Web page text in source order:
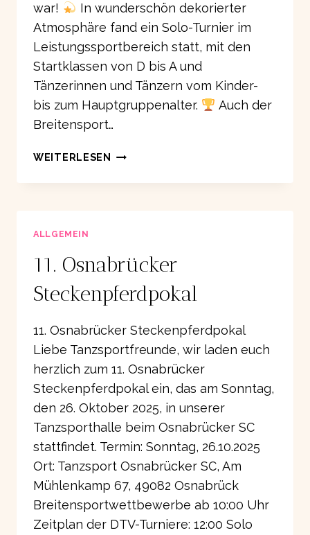
war!
In wunderschön dekorierter
Atmosphäre fand ein Solo-Turnier im
Leistungssportbereich statt, mit den
Startklassen von D bis A und
Tänzerinnen und Tänzern vom Kinder-
bis zum Hauptgruppenalter.
Auch der
Breitensport…
WEITERLESEN ERGEBNISSE
STECKENPFERD
KINDER
JUNIOREN
OSNABRÜCK
AM
26.10.2025
ALLGEMEIN
11. Osnabrücker
Steckenpferdpokal
11. Osnabrücker Steckenpferdpokal
Liebe Tanzsportfreunde, wir laden euch
herzlich zum 11. Osnabrücker
Steckenpferdpokal ein, das am Sonntag,
den 26. Oktober 2025, in unserer
Tanzsporthalle beim Osnabrücker SC
stattfindet. Termin: Sonntag, 26.10.2025
Ort: Tanzsport Osnabrücker SC, Am
Mühlenkamp 67, 49082 Osnabrück
Breitensportwettbewerbe ab 10:00 Uhr
Zeitplan der DTV-Turniere: 12:00 Solo